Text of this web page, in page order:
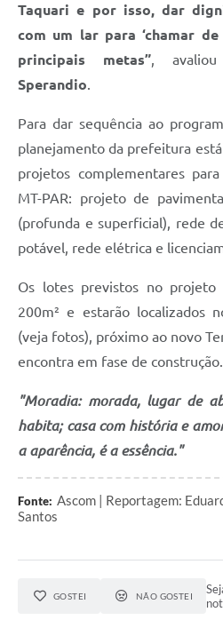
Taquari e por isso, dar
com um lar para ‘chamar de
principais metas” ,
Sperandio
Para dar sequência ao
planejamento da prefeitura
projetos complementares
MT-PAR: projeto de
(profunda e superficial), rede
potável, rede elétrica e
Os lotes previstos no projeto
200m² e estarão localizados
(veja fotos), próximo ao novo
encontra em fase de construção.
"Moradia: morada, lugar de
habita; casa com história e
a aparência, é a essência."
Fonte: Ascom | Reportagem:
Santos
GOSTEI NÃO GOSTEI